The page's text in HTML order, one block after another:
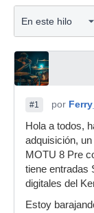
#1 por
Hola a todos,
adquisición,
MOTU 8 Pre
tiene entradas
digitales del
Estoy